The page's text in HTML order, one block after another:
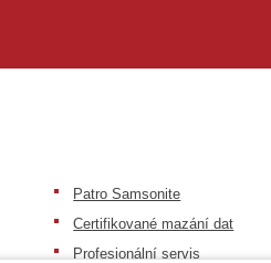
Patro Samsonite
Certifikované mazání dat
Profesionální servis